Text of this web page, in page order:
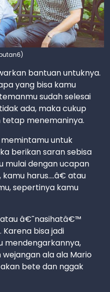
bantuan untuknya.
yang bisa kamu
sudah selesai
ada, maka cukup
tetap menemaninya.
untuk
berikan saran sebisa
mulai dengan ucapan
harus....â€ atau
sepertinya kamu
â€˜nasihatâ€™
bisa jadi
mendengarkannya,
ala ala Mario
bete dan nggak